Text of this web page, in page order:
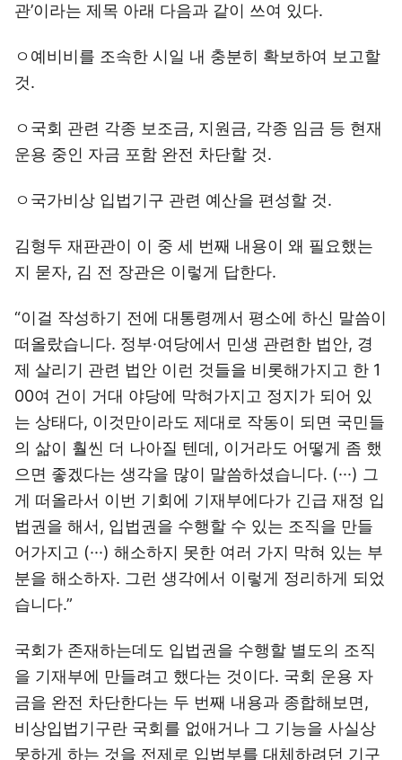
관’이라는 제목 아래 다음과 같이 쓰여 있다.
ㅇ예비비를 조속한 시일 내 충분히 확보하여 보고할
것.
ㅇ국회 관련 각종 보조금, 지원금, 각종 임금 등 현재
운용 중인 자금 포함 완전 차단할 것.
ㅇ국가비상 입법기구 관련 예산을 편성할 것.
김형두 재판관이 이 중 세 번째 내용이 왜 필요했는
지 묻자, 김 전 장관은 이렇게 답한다.
“이걸 작성하기 전에 대통령께서 평소에 하신 말씀이
떠올랐습니다. 정부·여당에서 민생 관련한 법안, 경
제 살리기 관련 법안 이런 것들을 비롯해가지고 한 1
00여 건이 거대 야당에 막혀가지고 정지가 되어 있
는 상태다, 이것만이라도 제대로 작동이 되면 국민들
의 삶이 훨씬 더 나아질 텐데, 이거라도 어떻게 좀 했
으면 좋겠다는 생각을 많이 말씀하셨습니다. (···) 그
게 떠올라서 이번 기회에 기재부에다가 긴급 재정 입
법권을 해서, 입법권을 수행할 수 있는 조직을 만들
어가지고 (···) 해소하지 못한 여러 가지 막혀 있는 부
분을 해소하자. 그런 생각에서 이렇게 정리하게 되었
습니다.”
국회가 존재하는데도 입법권을 수행할 별도의 조직
을 기재부에 만들려고 했다는 것이다. 국회 운용 자
금을 완전 차단한다는 두 번째 내용과 종합해보면,
비상입법기구란 국회를 없애거나 그 기능을 사실상
못하게 하는 것을 전제로 입법부를 대체하려던 기구